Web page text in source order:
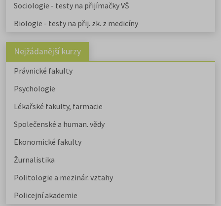
Sociologie - testy na přijímačky VŠ
Biologie - testy na přij. zk. z medicíny
Nejžádanější kurzy
Právnické fakulty
Psychologie
Lékařské fakulty, farmacie
Společenské a human. vědy
Ekonomické fakulty
Žurnalistika
Politologie a mezinár. vztahy
Policejní akademie